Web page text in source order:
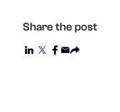
Share the post